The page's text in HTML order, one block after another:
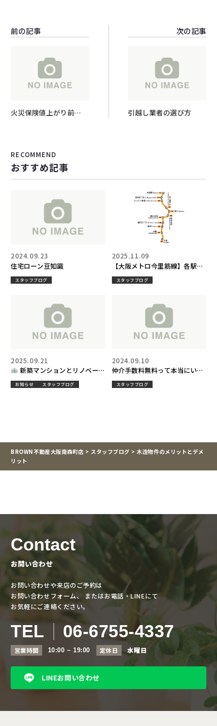
前の記事
火災保険値上がり前
次の記事
引越し業者の選び方
RECOMMEND
おすすめ記事
住宅ローン豆知識
2024.09.23
スタッフブログ
【大阪メトロ今里筋線】各駅の
特徴・家賃相場・治安まとめ｜
住みやすいエリアを徹底解説！
2025.11.09
スタッフブログ
新築マンションとリノベーシ
ョンマンション、どっちが自分
に合ってる？
2025.09.21
お知らせ スタッフブログ
仲介手数料無料って本当にいい
の？
2024.09.10
スタッフブログ
BROWN不動産大阪南森町店 > スタッフブログ >木造物件のメリットとデメ
リット
Contact
お問い合わせ
お問い合わせや来店のご予約は
お問い合わせフォーム、
またはお電話・LINEにて
お気軽にご連絡ください。
TEL 06-6755-4337
営業時間 10:00 ~ 19:00 定休日 水曜日
LINEお問い合わせ